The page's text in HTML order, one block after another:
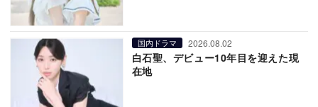
国内ドラマ 2026.08.02
白石聖、デビュー10年目を迎えた現
在地